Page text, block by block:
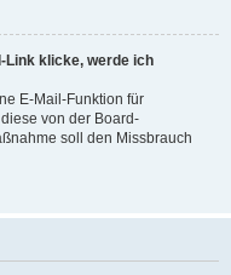
Link klicke, werde ich
E-Mail-Funktion für
von der Board-
soll den Missbrauch